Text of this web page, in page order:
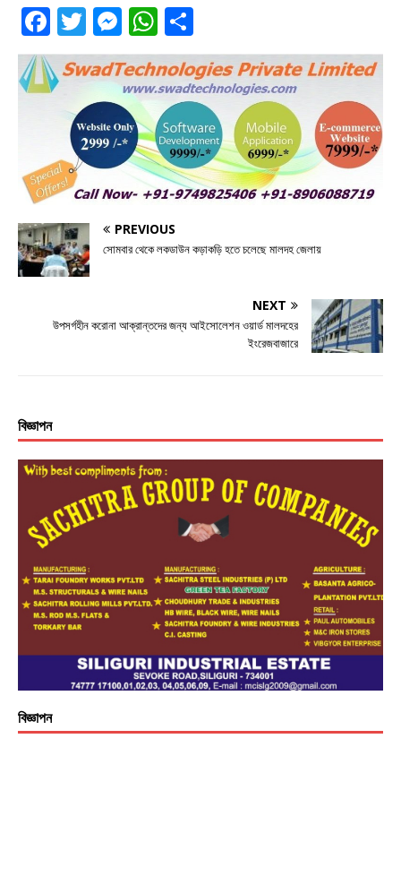
F
a
c
e
o
o
k
T
w
it
te
r
M
e
ss
e
n
g
e
r
W
h
at
s
A
p
p
h
ar
e
PREVIOUS
সোমবার থেকে লকডাউন কড়াকড়ি হতে চলেছে মালদহ জেলায়
NEXT
উপসর্গহীন করোনা আক্রান্তদের জন্য আইসোলেশন ওয়ার্ড মালদহের
ইংরেজবাজারে
বিজ্ঞাপন
বিজ্ঞাপন